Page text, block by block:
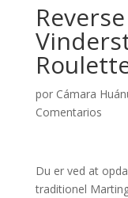
por Cámara
Comentarios
Du er ved at
traditionel